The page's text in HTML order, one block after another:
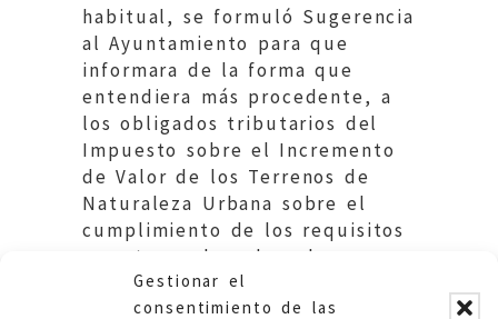
Gestionar el
consentimiento de las
habitual, se formuló Sugerencia
al Ayuntamiento para que
informara de la forma que
entendiera más procedente, a
los obligados tributarios del
Impuesto sobre el Incremento
de Valor de los Terrenos de
Naturaleza Urbana sobre el
cumplimiento de los requisitos
para tener derecho a las
bonificaciones establecidas.